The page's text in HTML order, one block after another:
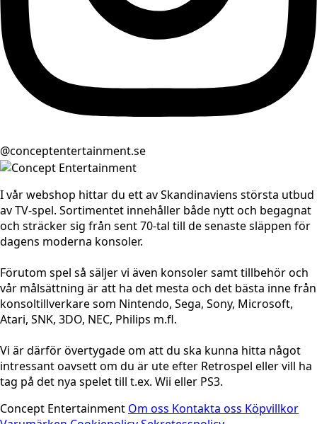
@conceptentertainment.se
I vår webshop hittar du ett av Skandinaviens största utbud
av TV-spel. Sortimentet innehåller både nytt och begagnat
och sträcker sig från sent 70-tal till de senaste släppen för
dagens moderna konsoler.
Förutom spel så säljer vi även konsoler samt tillbehör och
vår målsättning är att ha det mesta och det bästa inne från
konsoltillverkare som Nintendo, Sega, Sony, Microsoft,
Atari, SNK, 3DO, NEC, Philips m.fl.
Vi är därför övertygade om att du ska kunna hitta något
intressant oavsett om du är ute efter Retrospel eller vill ha
tag på det nya spelet till t.ex. Wii eller PS3.
Concept Entertainment Om oss Kontakta oss Köpvillkor